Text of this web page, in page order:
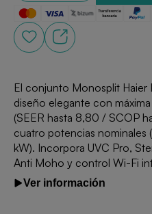
El conjunto Monosplit Haier
diseño elegante con
(SEER hasta 8,80 / SCOP
cuatro potencias nominales
kW). Incorpora UVC Pro,
Anti Moho y control Wi-Fi
Ver información